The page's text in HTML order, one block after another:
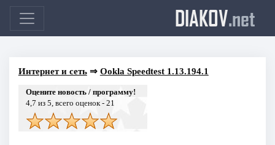
DIAKOV.net
Интернет и сеть⇒ Ookla Speedtest 1.13.194.1
Оцените новость / программу!
4,7 из 5, всего оценок - 21